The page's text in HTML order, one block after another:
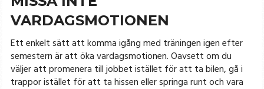
VARDAGSMOTIONEN
Ett enkelt sätt att komma igång med träningen igen efter
semestern är att öka vardagsmotionen. Oavsett om du
väljer att promenera till jobbet istället för att ta bilen, gå i
trappor istället för att ta hissen eller springa runt och vara